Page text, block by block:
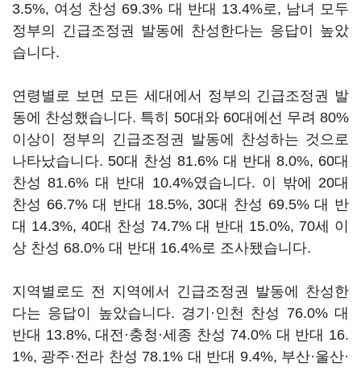
3.5%, 여성 찬성 69.3% 대 반대 13.4%로, 남녀 모두
정부의 긴급조정권 발동에 찬성한다는 응답이 높았
습니다.
연령별로 보면 모든 세대에서 정부의 긴급조정권 발
동에 찬성했습니다. 특히 50대와 60대에선 무려 80%
이상이 정부의 긴급조정권 발동에 찬성하는 것으로
나타났습니다. 50대 찬성 81.6% 대 반대 8.0%, 60대
찬성 81.6% 대 반대 10.4%였습니다. 이 밖에 20대
찬성 66.7% 대 반대 18.5%, 30대 찬성 69.5% 대 반
대 14.3%, 40대 찬성 74.7% 대 반대 15.0%, 70세 이
상 찬성 68.0% 대 반대 16.4%로 조사됐습니다.
지역별로도 전 지역에서 긴급조정권 발동에 찬성한
다는 응답이 높았습니다. 경기·인천 찬성 76.0% 대
반대 13.8%, 대전·충청·세종 찬성 74.0% 대 반대 16.
1%, 광주·전라 찬성 78.1% 대 반대 9.4%, 부산·울산·